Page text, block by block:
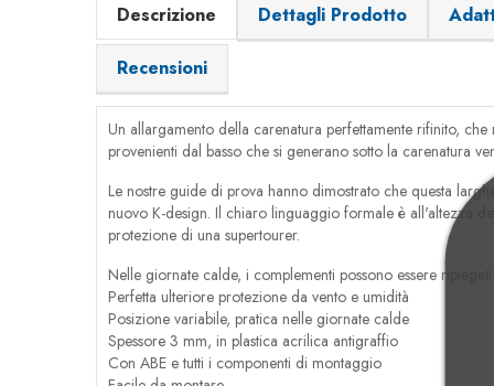
Descrizione Dettagli Prodotto
Recensioni
Un allargamento della carenatura perfettamente rifinito,
provenienti dal basso che si generano sotto la carenatura
Le nostre guide di prova hanno dimostrato che questa
nuovo K-design. Il chiaro linguaggio formale è all'altezza
protezione di una supertourer.
Nelle giornate calde, i complementi possono essere
Perfetta ulteriore protezione da vento e umidità
Posizione variabile, pratica nelle giornate calde
Spessore 3 mm, in plastica acrilica antigraffio
Con ABE e tutti i componenti di montaggio